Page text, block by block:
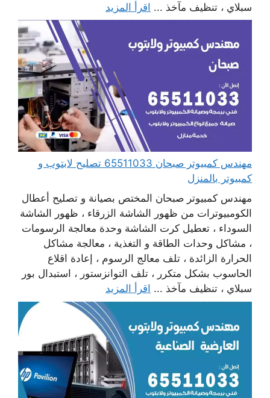
سبلاي ، تنظيف مآخذ ... اقرأ المزيد
مهندس كمبيوتر صبحان 65511033 تصليح لابتوب و
كمبيوتر بالمنزل
مهندس كمبيوتر صبحان المختص بصيانة و تصليح أعطال
الكومبيوترات من ظهور الشاشة الزرقاء ، ظهور الشاشة
السوداء ، تعطيل كرت الشاشة وحدة معالجة الرسومات
، مشاكل وحدات الطاقة و التغذية ، معالجة مشاكل
الحرارة الزائدة ، تلف معالج الرسوم ، إعادة اقلاع
الحاسوب بشكل متكرر ، تلف التوانزستور ، استبدال بور
سبلاي ، تنظيف مآخذ ... اقرأ المزيد